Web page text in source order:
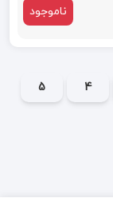
ناموجود
4
5